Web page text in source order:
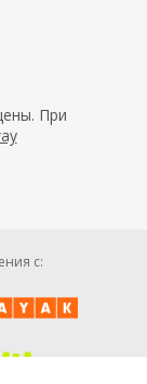
При
с: